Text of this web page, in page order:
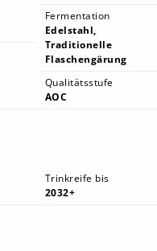
Fermentation
Edelstahl,
Traditionelle
Flaschengärung
Qualitätsstufe
AOC
Trinkreife bis
2032+